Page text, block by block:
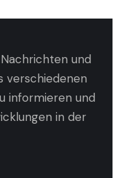
und
verschiedenen
informieren und
in der